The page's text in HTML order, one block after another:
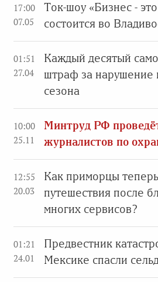
17:00
07.05
Ток-шоу «Бизнес -
состоится во
01:51
27.04
Каждый десятый
штраф за нарушение
сезона
10:00
25.11
Минтруд РФ
журналистов по
12:55
20.03
Как приморцы
путешествия после
многих сервисов?
01:21
24.01
Предвестник
Мексике спасли